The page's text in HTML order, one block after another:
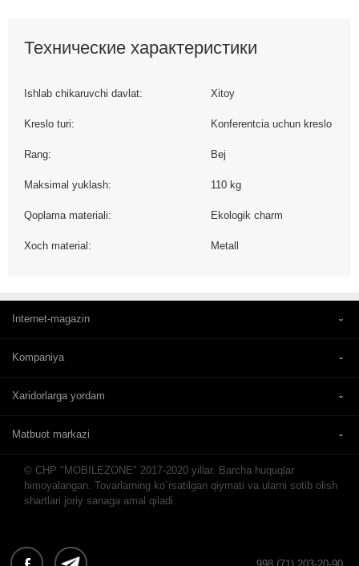
Технические характеристики
Ishlab chikaruvchi davlat: Xitoy
Kreslo turi: Konferentcia uchun kreslo
Rang: Bej
Maksimal yuklash: 110 kg
Qoplama materiali: Ekologik charm
Xoch material: Metall
Internet-magazin
Kompaniya
Xaridorlarga yordam
Matbuot markazi
© CHP "MOBILEZONE" 2017-2020 yillar. Barcha huquqlar
himoyalangan. Tovarlarning ko`rsatilgan qiymati va ularni sotib olish
shartlari joriy sanaga amal qiladi.